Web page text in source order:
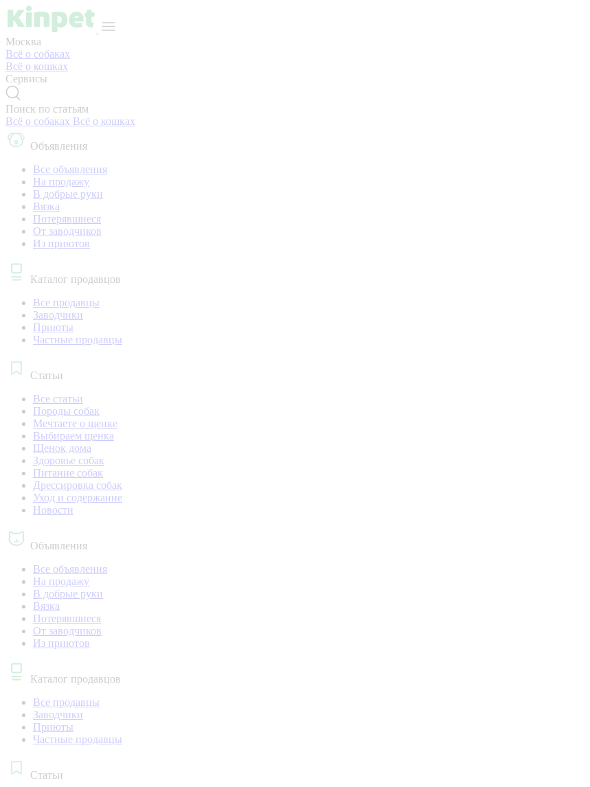
Москва
Всё о собаках
Всё о кошках
Сервисы
Поиск по статьям
Всё о собаках Всё о кошках
Объявления
Все объявления
На продажу
В добрые руки
Вязка
Потерявшиеся
От заводчиков
Из приютов
Каталог продавцов
Все продавцы
Заводчики
Приюты
Частные продавцы
Статьи
Все статьи
Породы собак
Мечтаете о щенке
Выбираем щенка
Щенок дома
Здоровье собак
Питание собак
Дрессировка собак
Уход и содержание
Новости
Объявления
Все объявления
На продажу
В добрые руки
Вязка
Потерявшиеся
От заводчиков
Из приютов
Каталог продавцов
Все продавцы
Заводчики
Приюты
Частные продавцы
Статьи